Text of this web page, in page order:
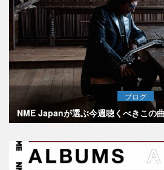
ブログ
NME Japanが選ぶ今週聴くべきこの